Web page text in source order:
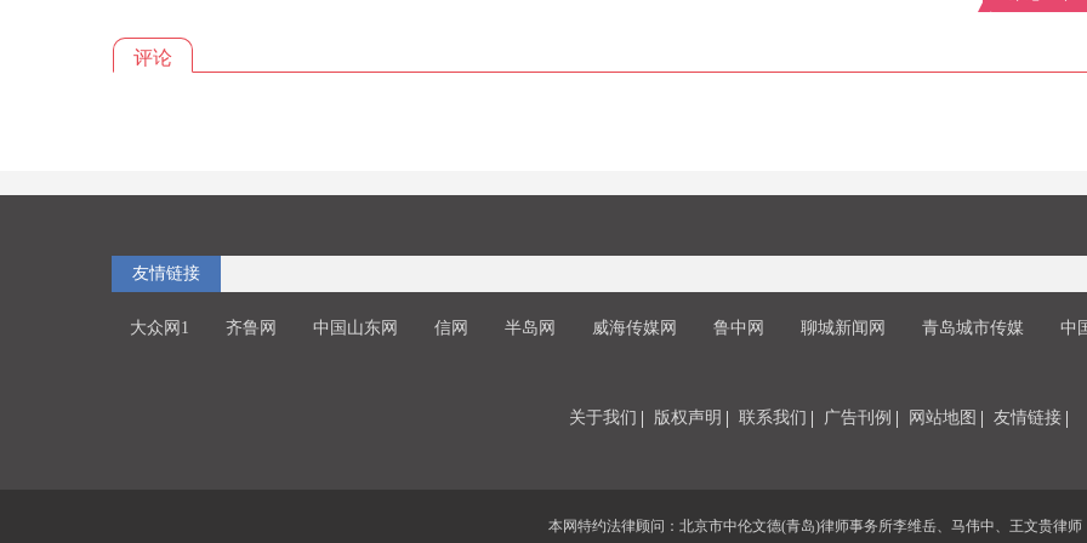
评论
友情链接
大众网1 齐鲁网 中国山东网 信网 半岛网 威海传媒网 鲁中网 聊城新闻网 青岛城市传媒 中
关于我们 版权声明 联系我们 广告刊例 网站地图 友情链接
本网特约法律顾问：北京市中伦文德(青岛)律师事务所李维岳、马伟中、王文贵律师